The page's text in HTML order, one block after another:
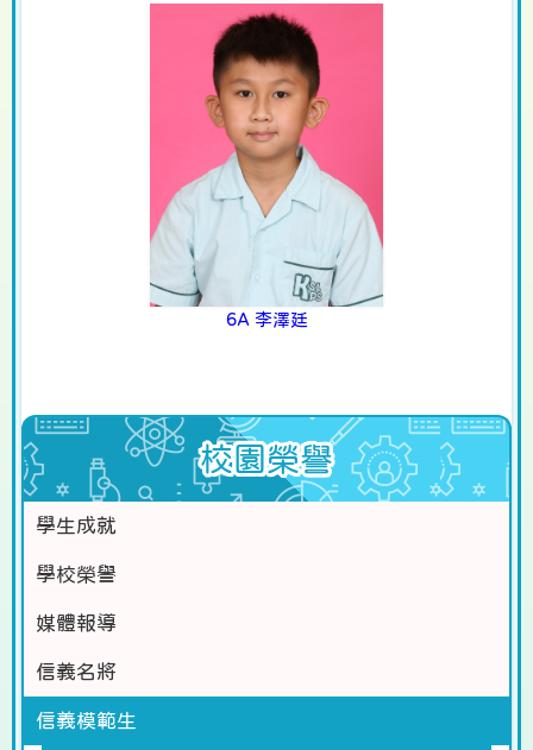
6A 李澤廷
校園榮譽
學生成就
學校榮譽
媒體報導
信義名將
信義模範生